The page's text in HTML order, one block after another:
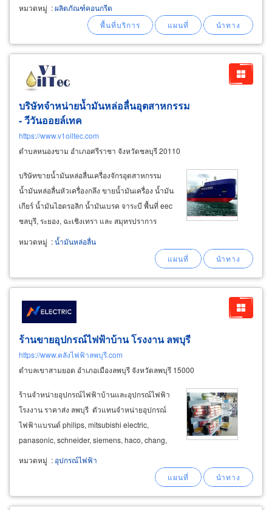
คอนกรีต ผลิต ขายส่งท่อคอนกรีต นครราชสีมา ผู้
ผลิตและขายส่งอิฐบล็อก ซีเมนต์บล็อก ปากช่อง อิฐ
หมวดหมู่ :ผลิตภัณฑ์คอนกรีต
บริษัทจำหน่ายน้ำมันหล่อลื่นอุตสาหกรรม
- วีวันออยล์เทค
https://www.v1oiltec.com
ตำบลหนองขาม อำเภอศรีราชา จังหวัดชลบุรี 20110
บริษัทขายน้ำมันหล่อลื่นเครื่องจักรอุตสาหกรรม
น้ำมันหล่อลื่นหัวเครื่องกลึง ขายน้ำมันเครื่อง น้ำมัน
เกียร์ น้ำมันไฮดรอลิก น้ำมันเบรค จาระบี พื้นที่ eec
ชลบุรี, ระยอง, ฉะเชิงเทรา และ สมุทรปราการ
คลิกดูรายการผลิตภัณฑ์น้ำมันหล่อลื่น ที่เราเป็น
หมวดหมู่ :น้ำมันหล่อลื่น
ร้านขายอุปกรณ์ไฟฟ้าบ้าน โรงงาน ลพบุรี
https://www.คลังไฟฟ้าลพบุรี.com
ตำบลเขาสามยอด อำเภอเมืองลพบุรี จังหวัดลพบุรี 15000
ร้านจำหน่ายอุปกรณ์ไฟฟ้าบ้านและอุปกรณ์ไฟฟ้า
โรงงาน ราคาส่ง ลพบุรี ตัวแทนจำหน่ายอุปกรณ์
ไฟฟ้าแบรนด์ philips, mitsubishi electric,
panasonic, schneider, siemens, haco, chang,
racer, liton, nano, gratia, bangkok cable อุปกรณ์
ติดตั้งระบบไฟฟ้าแรงสูง อุปกรณ์ติดตั้งสายส่ง
หมวดหมู่ : อุปกรณ์ไฟฟ้า